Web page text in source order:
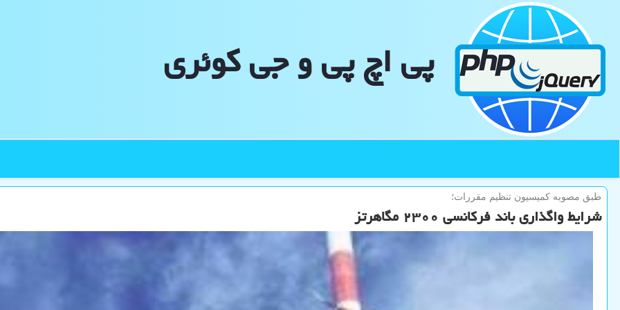
پی اچ پی و جی كوئری
طبق مصوبه كمیسیون تنظیم مقررات؛
شرایط واگذاری باند فركانسی ۲۳۰۰ مگاهرتز